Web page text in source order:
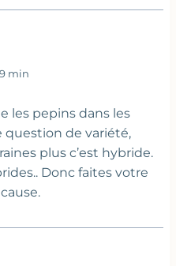
min
les pepins dans les
question de variété,
plus c’est hybride.
Donc faites votre